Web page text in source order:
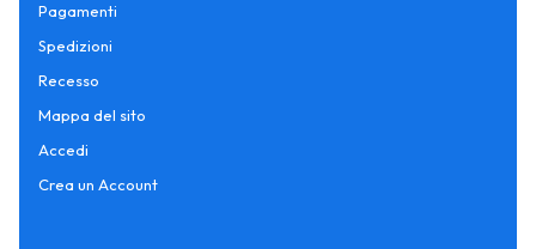
Pagamenti
Spedizioni
Recesso
Mappa del sito
Accedi
Crea un Account